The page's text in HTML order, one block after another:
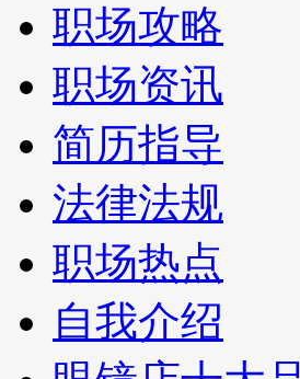
职场攻略
职场资讯
简历指导
法律法规
职场热点
自我介绍